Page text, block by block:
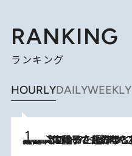
RANKING
ランキング
HOURLYDAILYWEEKLY
2026.8.5
【阿川佐和子さんの年とる力】なぜ70代で始めた趣味は“こんなに楽しい”のか？ ピアノ、俳句…スランプに陥っても続けられる“ある秘訣”とは